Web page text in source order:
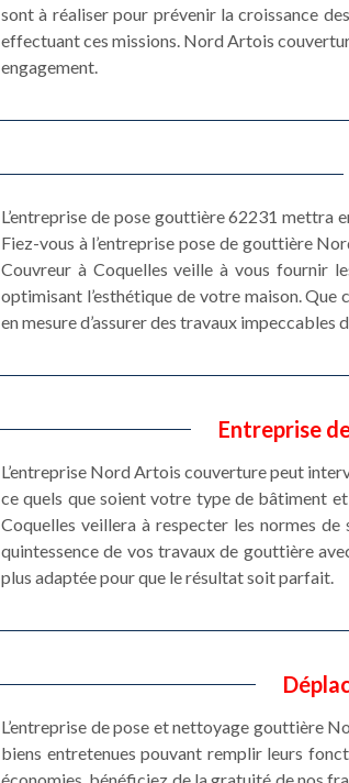
sont à réaliser pour prévenir la croissance
effectuant ces missions. Nord Artois
engagement.
L’entreprise de pose gouttière 62231 mettra
Fiez-vous à l’entreprise pose de gouttière
Couvreur à Coquelles veille à vous fournir
optimisant l’esthétique de votre maison. Que
en mesure d’assurer des travaux
Entreprise
L’entreprise Nord Artois couverture peut
ce quels que soient votre type de bâtiment
Coquelles veillera à respecter les normes
quintessence de vos travaux de gouttière
plus adaptée pour que le résultat soit parfait.
L’entreprise de pose et nettoyage gouttière
biens entretenues pouvant remplir leurs